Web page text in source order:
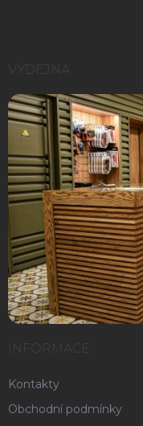
VÝDEJNA
INFORMACE
Kontakty
Obchodní podmínky